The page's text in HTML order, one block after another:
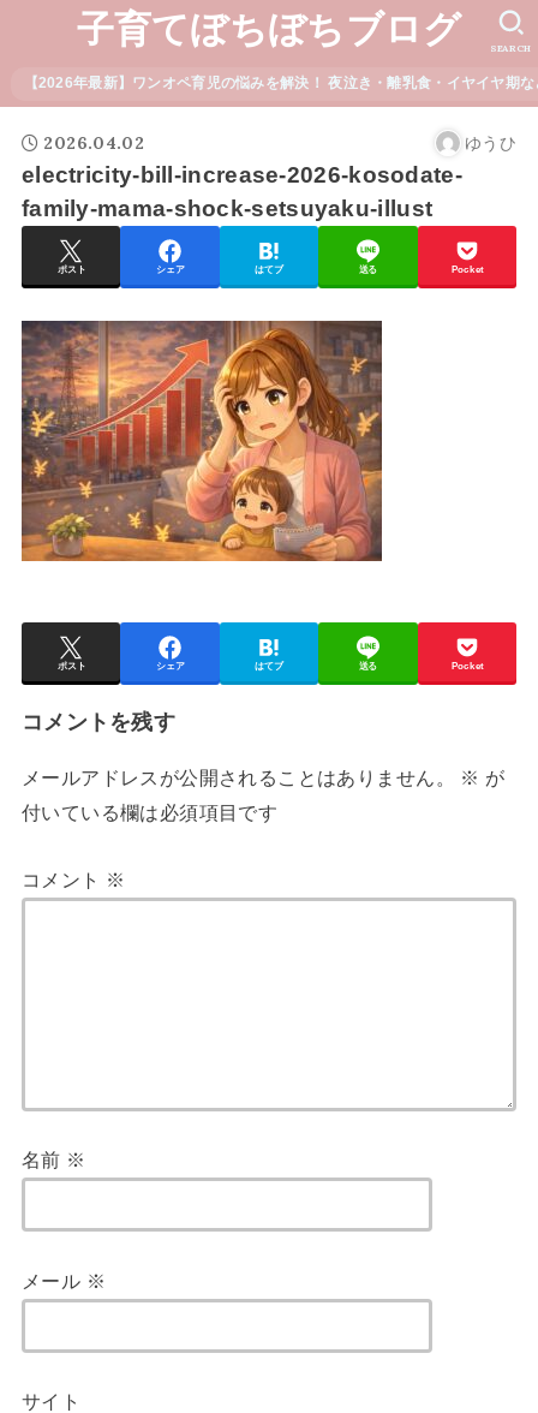
子育てぼちぼちブログ
【2026年最新】ワンオペ育児の悩みを解決！ 夜泣き・離乳食・イヤイヤ期
SEARCH
2026.04.02 ゆうひ
electricity-bill-increase-2026-kosodate-
family-mama-shock-setsuyaku-illust
ポスト シェア はてブ 送る Pocket
ポスト シェア はてブ 送る Pocket
コメントを残す
メールアドレスが公開されることはありません。 ※ が
付いている欄は必須項目です
コメント ※
名前 ※
メール ※
サイト